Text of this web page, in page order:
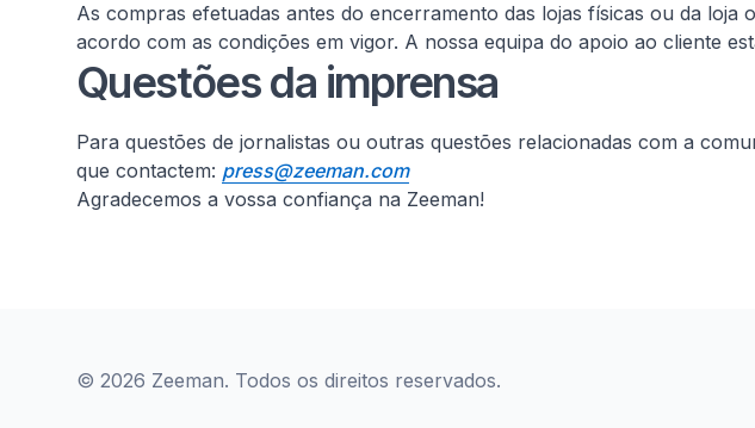
As compras efetuadas antes do encerramento das lojas físicas ou da loja
acordo com as condições em vigor. A nossa equipa do apoio ao cliente
Questões da imprensa
Para questões de jornalistas ou outras questões relacionadas com a
que contactem: press@zeeman.com
Agradecemos a vossa confiança na Zeeman!
© 2026 Zeeman. Todos os direitos reservados.